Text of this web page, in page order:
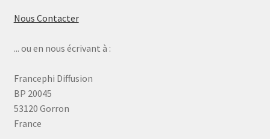
Nous Contacter
... ou en nous écrivant à :
Francephi Diffusion
BP 20045
53120 Gorron
France